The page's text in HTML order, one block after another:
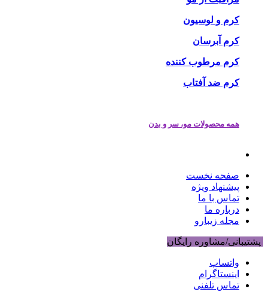
کرم و لوسیون
کرم آبرسان
کرم مرطوب کننده
کرم ضد آفتاب
همه محصولات مو، سر و بدن
صفحه نخست
پیشنهاد ویژه
تماس با ما
درباره ما
مجله زیبارو
پشتیبانی/مشاوره رایگان
واتساپ
اینستاگرام
تماس تلفنی